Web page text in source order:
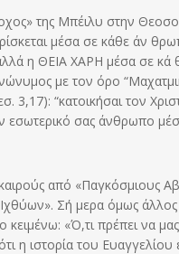
της Μπέιλυ στην
μέσα σε κάθε άν
η ΘΕΙΑ ΧΑΡΗ μέσα σε κά
με τον όρο
“κατοικήσαι τον
εσωτερικό σας άνθρωπο
από «Παγκόσμιους
Σή μερα όμως
«Ό,τι πρέπει να
η ιστορία του Ευαγγελίου